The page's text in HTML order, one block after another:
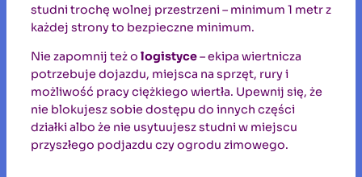
studni trochę wolnej przestrzeni – minimum 1 metr z
każdej strony to bezpieczne minimum.
Nie zapomnij też o logistyce– ekipa wiertnicza
potrzebuje dojazdu, miejsca na sprzęt, rury i
możliwość pracy ciężkiego wiertła. Upewnij się, że
nie blokujesz sobie dostępu do innych części
działki albo że nie usytuujesz studni w miejscu
przyszłego podjazdu czy ogrodu zimowego.